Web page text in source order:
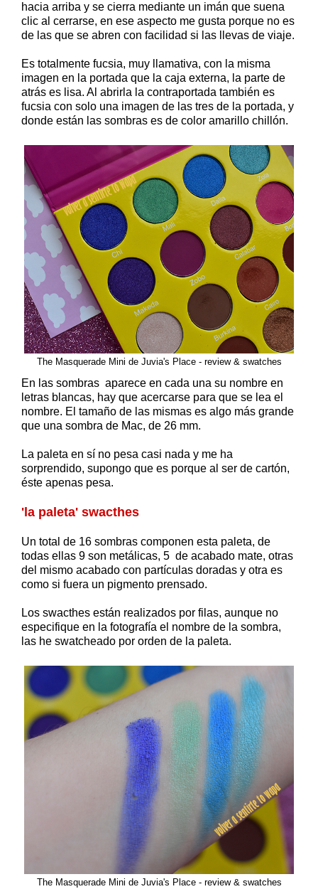
hacia arriba y se cierra mediante un imán que suena
clic al cerrarse, en ese aspecto me gusta porque no es
de las que se abren con facilidad si las llevas de viaje.
Es totalmente fucsia, muy llamativa, con la misma
imagen en la portada que la caja externa, la parte de
atrás es lisa. Al abrirla la contraportada también es
fucsia con solo una imagen de las tres de la portada, y
donde están las sombras es de color amarillo chillón.
The Masquerade Mini de Juvia's Place - review & swatches
En las sombras aparece en cada una su nombre en
letras blancas, hay que acercarse para que se lea el
nombre. El tamaño de las mismas es algo más grande
que una sombra de Mac, de 26 mm.
La paleta en sí no pesa casi nada y me ha
sorprendido, supongo que es porque al ser de cartón,
éste apenas pesa.
'la paleta' swacthes
Un total de 16 sombras componen esta paleta, de
todas ellas 9 son metálicas, 5 de acabado mate, otras
del mismo acabado con partículas doradas y otra es
como si fuera un pigmento prensado.
Los swacthes están realizados por filas, aunque no
especifique en la fotografía el nombre de la sombra,
las he swatcheado por orden de la paleta.
The Masquerade Mini de Juvia's Place - review & swatches